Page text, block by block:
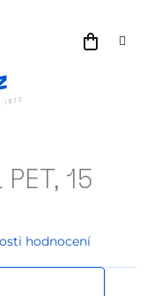
PET, 15
hodnocení